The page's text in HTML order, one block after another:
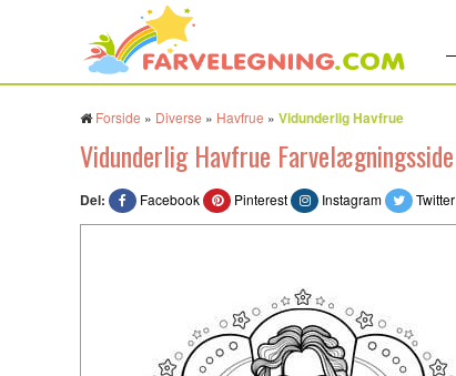
Forside » Diverse » Havfrue » Vidunderlig Havfrue
Vidunderlig Havfrue Farvelægningsside
Del: Facebook Pinterest Instagram Twitter